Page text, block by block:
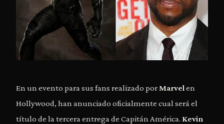
En un evento para sus fans realizado por Marvel en
Hollywood, han anunciado oficialmente cual será el
título de la tercera entrega de Capitán América. Kevin